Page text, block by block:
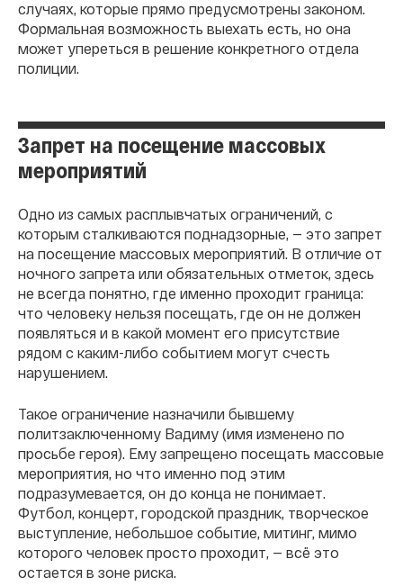
случаях, которые прямо предусмотрены законом.
Формальная возможность выехать есть, но она
может упереться в решение конкретного отдела
полиции.
Запрет на посещение массовых
мероприятий
Одно из самых расплывчатых ограничений, с
которым сталкиваются поднадзорные, — это запрет
на посещение массовых мероприятий. В отличие от
ночного запрета или обязательных отметок, здесь
не всегда понятно, где именно проходит граница:
что человеку нельзя посещать, где он не должен
появляться и в какой момент его присутствие
рядом с каким-либо событием могут счесть
нарушением.
Такое ограничение назначили бывшему
политзаключенному Вадиму (имя изменено по
просьбе героя). Ему запрещено посещать массовые
мероприятия, но что именно под этим
подразумевается, он до конца не понимает.
Футбол, концерт, городской праздник, творческое
выступление, небольшое событие, митинг, мимо
которого человек просто проходит, — всё это
остается в зоне риска.